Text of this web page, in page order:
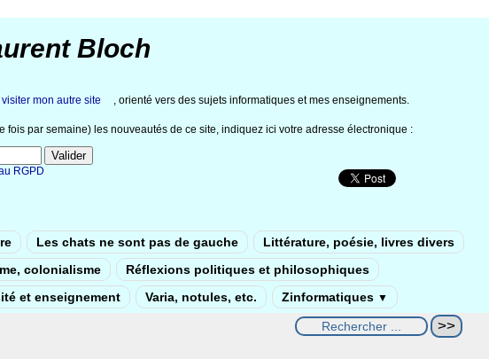
Bloch
visiter mon autre site , orienté vers des sujets informatiques et mes enseignements.
fois par semaine) les nouveautés de ce site, indiquez ici votre adresse électronique :
RGPD
Les chats ne sont pas de gauche
Littérature, poésie, livres divers
colonialisme
Réflexions politiques et philosophiques
et enseignement Varia, notules, etc. Zinformatiques ▼